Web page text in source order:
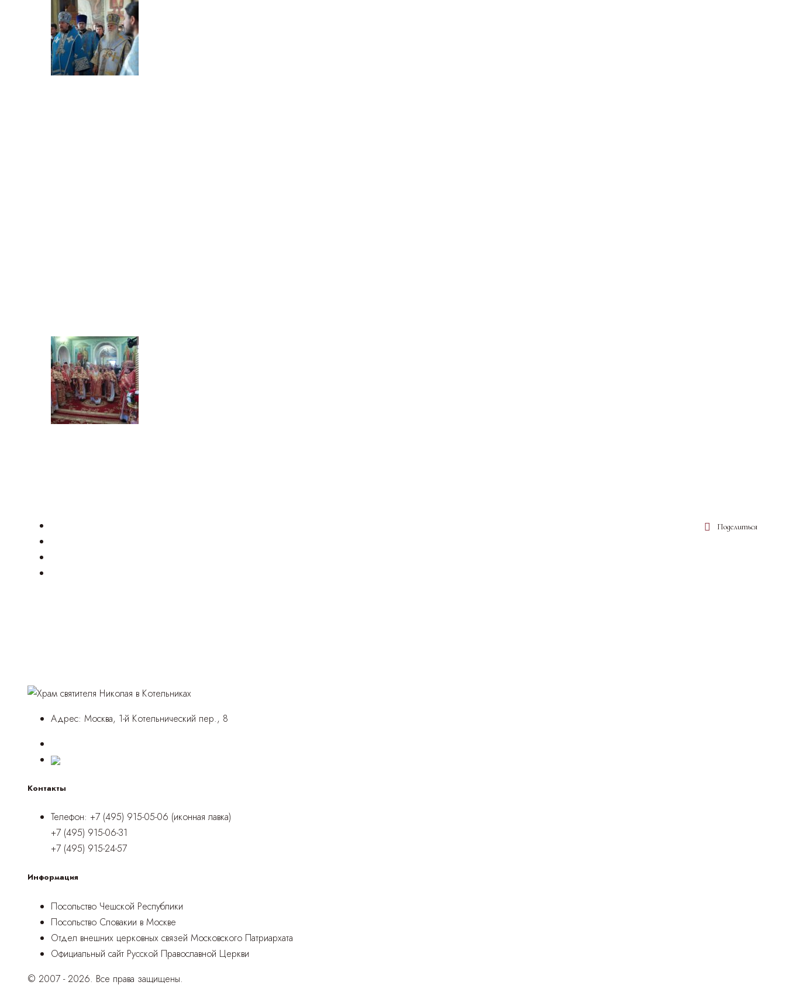
Поделиться
Адрес: Москва, 1-й Котельнический пер., 8
Контакты
Телефон: +7 (495) 915-05-06 (иконная лавка)
+7 (495) 915-06-31
+7 (495) 915-24-57
Информация
Посольство Чешской Республики
Посольство Словакии в Москве
Отдел внешних церковных связей Московского Патриархата
Официальный сайт Русской Православной Церкви
© 2007 - 2026. Все права защищены.